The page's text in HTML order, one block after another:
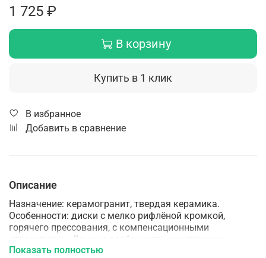
1 725 ₽
В корзину
Купить в 1 клик
В избранное
Добавить в сравнение
Описание
Назначение: керамогранит, твердая керамика.
Особенности: диски с мелко рифлёной кромкой,
горячего прессования, с компенсационными
отверстиями. Данные особенности конструкции
позволяют работать без водяного охлаждения по
Показать полностью